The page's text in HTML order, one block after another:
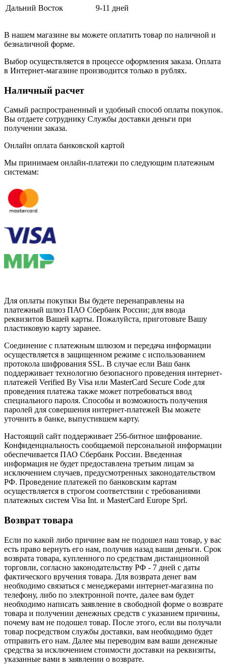
Дальний Восток 9-11 дней
В нашем магазине вы можете оплатить товар по наличной и
безналичной форме.
Выбор осуществляется в процессе оформления заказа. Оплата
в Интернет-магазине производится только в рублях.
Наличный расчет
Самый распространенный и удобный способ оплаты покупок.
Вы отдаете сотруднику Службы доставки деньги при
получении заказа.
Онлайн оплата банковской картой
Мы принимаем онлайн-платежи по cледующим платежным
системам:
Для оплаты покупки Вы будете перенаправлены на
платежный шлюз ПАО Сбербанк России; для ввода
реквизитов Вашей карты. Пожалуйста, приготовьте Вашу
пластиковую карту заранее.
Соединение с платежным шлюзом и передача информации
осуществляется в защищенном режиме с использованием
протокола шифрования SSL. В случае если Ваш банк
поддерживает технологию безопасного проведения интернет-
платежей Verified By Visa или MasterCard Secure Code для
проведения платежа также может потребоваться ввод
специального пароля. Способы и возможность получения
паролей для совершения интернет-платежей Вы можете
уточнить в банке, выпустившем карту.
Настоящий сайт поддерживает 256-битное шифрование.
Конфиденциальность сообщаемой персональной информации
обеспечивается ПАО Сбербанк России. Введенная
информация не будет предоставлена третьим лицам за
исключением случаев, предусмотренных законодательством
РФ. Проведение платежей по банковским картам
осуществляется в строгом соответствии с требованиями
платежных систем Visa Int. и MasterCard Europe Sprl.
Возврат товара
Если по какой либо причине вам не подошел наш товар, у вас
есть право вернуть его нам, получив назад ваши деньги. Срок
возврата товара, купленного по средствам дистанционной
торговли, согласно законодательству РФ - 7 дней с даты
фактического вручения товара. Для возврата денег вам
необходимо связаться с менеджерами интернет-магазина по
телефону, либо по электронной почте, далее вам будет
необходимо написать заявление в свободной форме о возврате
товара и получении денежных средств с указанием причины,
почему вам не подошел товар. После этого, если вы получали
товар посредством службы доставки, вам необходимо будет
отправить его нам. Далее мы переводим вам ваши денежные
средства за исключением стоимости доставки на реквизиты,
указанные вами в заявлении о возврате.